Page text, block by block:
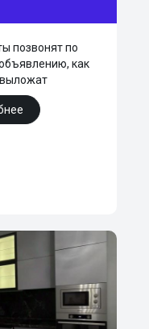
позвонят по
как
выложат